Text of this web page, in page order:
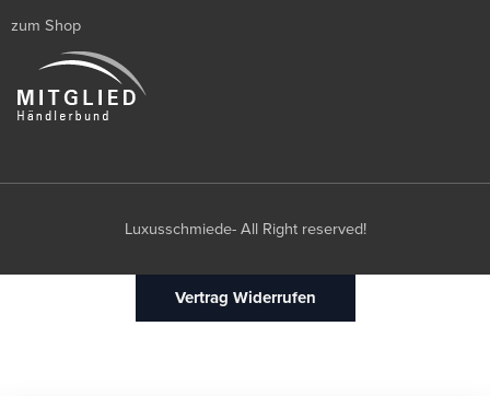
zum Shop
Luxusschmiede- All Right reserved!
Vertrag Widerrufen